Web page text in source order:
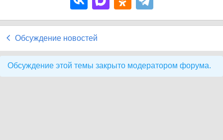
Обсуждение новостей
Обсуждение этой темы закрыто модератором форума.